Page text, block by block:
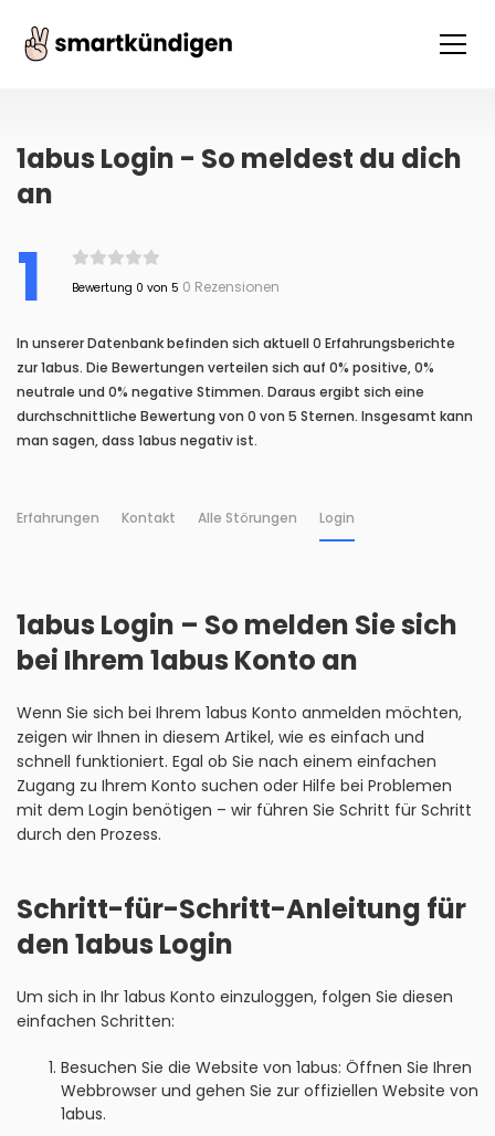
1abus Login - So meldest du dich
an
1 Bewertung 0 von 5 0 Rezensionen
In unserer Datenbank befinden sich aktuell 0 Erfahrungsberichte
zur 1abus. Die Bewertungen verteilen sich auf 0% positive, 0%
neutrale und 0% negative Stimmen. Daraus ergibt sich eine
durchschnittliche Bewertung von 0 von 5 Sternen. Insgesamt kann
man sagen, dass 1abus negativ ist.
Erfahrungen Kontakt Alle Störungen Login
1abus Login – So melden Sie sich
bei Ihrem 1abus Konto an
Wenn Sie sich bei Ihrem 1abus Konto anmelden möchten,
zeigen wir Ihnen in diesem Artikel, wie es einfach und
schnell funktioniert. Egal ob Sie nach einem einfachen
Zugang zu Ihrem Konto suchen oder Hilfe bei Problemen
mit dem Login benötigen – wir führen Sie Schritt für Schritt
durch den Prozess.
Schritt-für-Schritt-Anleitung für
den 1abus Login
Um sich in Ihr 1abus Konto einzuloggen, folgen Sie diesen
einfachen Schritten:
Besuchen Sie die Website von 1abus: Öffnen Sie Ihren
Webbrowser und gehen Sie zur offiziellen Website von
1abus.